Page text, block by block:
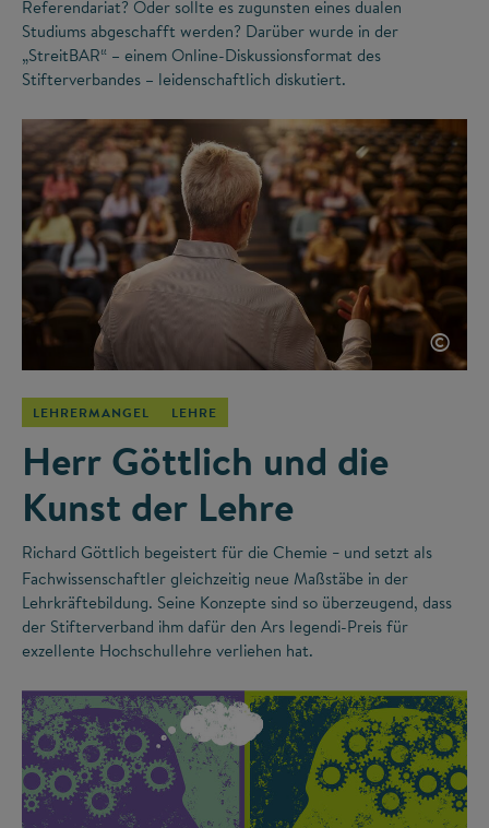
Referendariat? Oder sollte es zugunsten eines dualen
Studiums abgeschafft werden? Darüber wurde in der
„StreitBAR“ – einem Online-Diskussionsformat des
Stifterverbandes – leidenschaftlich diskutiert.
©
LEHRERMANGEL LEHRE
Herr Göttlich und die
Kunst der Lehre
Richard Göttlich begeistert für die Chemie – und setzt als
Fachwissenschaftler gleichzeitig neue Maßstäbe in der
Lehrkräftebildung. Seine Konzepte sind so überzeugend, dass
der Stifterverband ihm dafür den Ars legendi-Preis für
exzellente Hochschullehre verliehen hat.